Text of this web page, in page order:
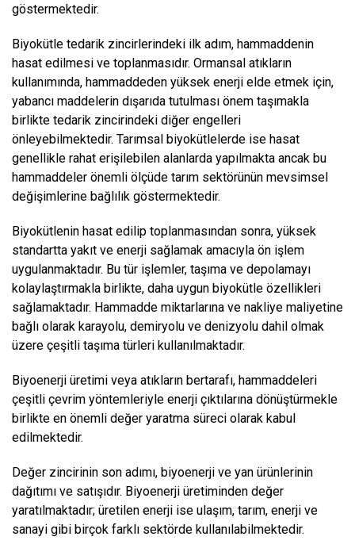
göstermektedir.
Biyokütle tedarik zincirlerindeki ilk adım, hammaddenin
hasat edilmesi ve toplanmasıdır. Ormansal atıkların
kullanımında, hammaddeden yüksek enerji elde etmek için,
yabancı maddelerin dışarıda tutulması önem taşımakla
birlikte tedarik zincirindeki diğer engelleri
önleyebilmektedir. Tarımsal biyokütlelerde ise hasat
genellikle rahat erişilebilen alanlarda yapılmakta ancak bu
hammaddeler önemli ölçüde tarım sektörünün mevsimsel
değişimlerine bağlılık göstermektedir.
Biyokütlenin hasat edilip toplanmasından sonra, yüksek
standartta yakıt ve enerji sağlamak amacıyla ön işlem
uygulanmaktadır. Bu tür işlemler, taşıma ve depolamayı
kolaylaştırmakla birlikte, daha uygun biyokütle özellikleri
sağlamaktadır. Hammadde miktarlarına ve nakliye maliyetine
bağlı olarak karayolu, demiryolu ve denizyolu dahil olmak
üzere çeşitli taşıma türleri kullanılmaktadır.
Biyoenerji üretimi veya atıkların bertarafı, hammaddeleri
çeşitli çevrim yöntemleriyle enerji çıktılarına dönüştürmekle
birlikte en önemli değer yaratma süreci olarak kabul
edilmektedir.
Değer zincirinin son adımı, biyoenerji ve yan ürünlerinin
dağıtımı ve satışıdır. Biyoenerji üretiminden değer
yaratılmaktadır; üretilen enerji ise ulaşım, tarım, enerji ve
sanayi gibi birçok farklı sektörde kullanılabilmektedir.